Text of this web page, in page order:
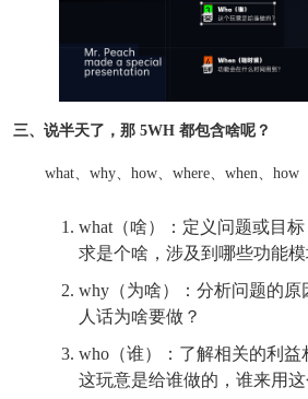
三、说半天了，那 5WH 都包含啥呢？
what、why、how、where、when、how
what（啥）：定义问题或目
求是个啥，涉及到哪些功能模
why（为啥）：分析问题的
人话为啥要做？
who（谁）：了解相关的利
这玩意是给谁做的，谁来用